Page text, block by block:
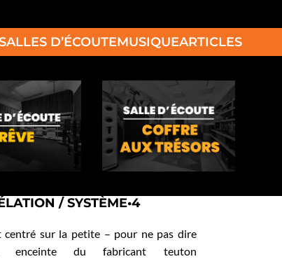
D’ÉCOUTEMUSIQUEARTICLES
/ SYSTÈME•4
centré sur la petite – pour ne pas dire
enceinte du fabricant teuton